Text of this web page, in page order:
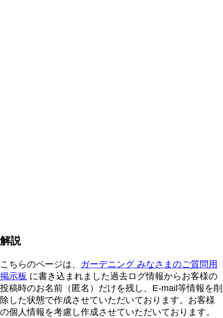
解説
こちらのページは、 ガーデニング みなさまのご質問用
掲示板 に書き込まれました過去ログ情報からお客様の
投稿時のお名前（匿名）だけを残し、E-mail等情報を削
除した状態で作成させていただいております。お客様
の個人情報を考慮し作成させていただいております。